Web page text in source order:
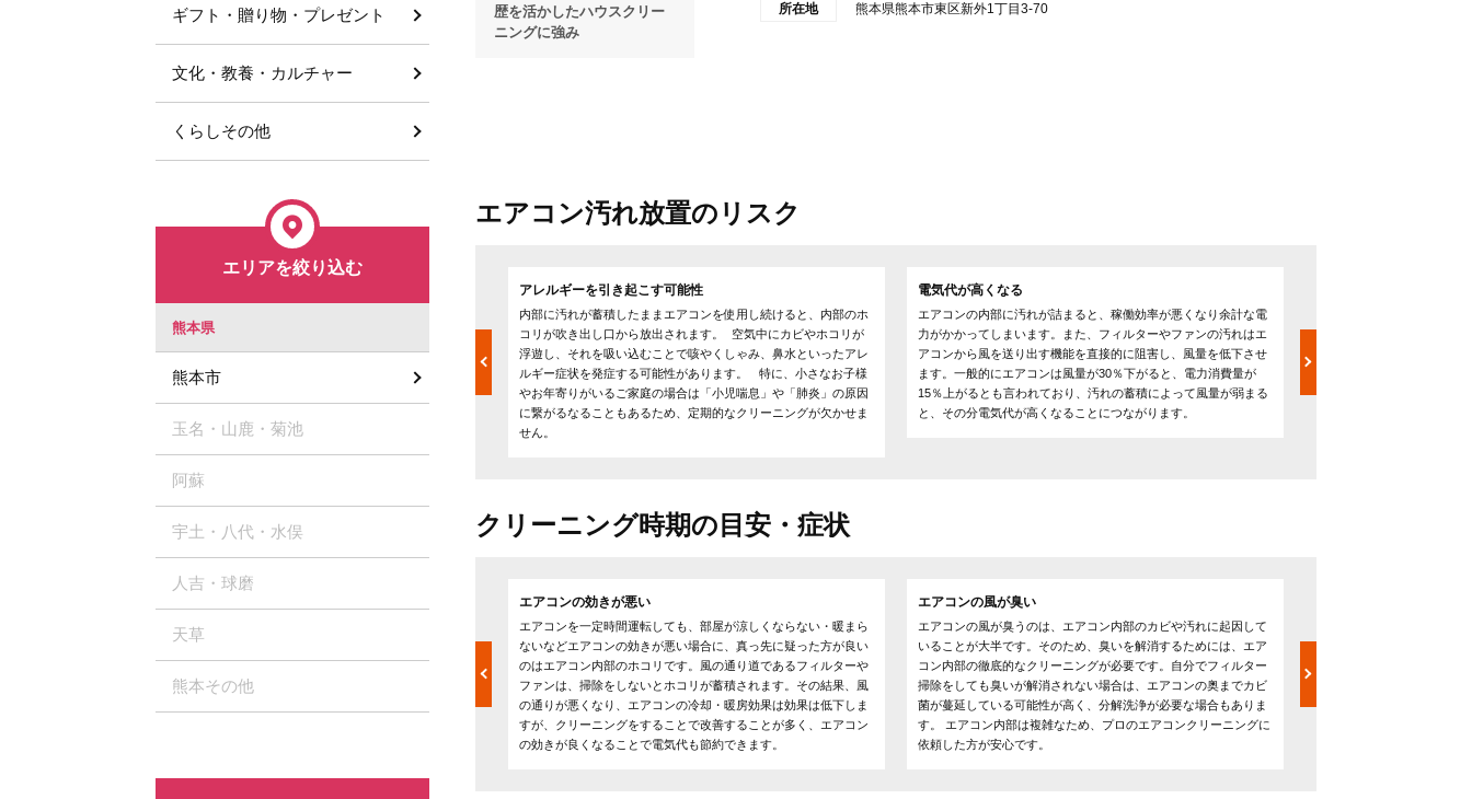
歴を活かしたハウスクリー
ニングに強み
所在地 熊本県熊本市東区新外1丁目3-70
エアコン汚れ放置のリスク
蓄積が主です。エアコンが汚れた状態のまま運転させると、内部
にたまったホコリの塊が動作の抵抗となり、必要以上に熱を帯び
ることで、故障の原因となります。 エアコンは故障の原因となる
注意しましょう。
アレルギーを引き起こす可能性
内部に汚れが蓄積したままエアコンを使用し続けると、内部のホ
コリが吹き出し口から放出されます。 空気中にカビやホコリが
浮遊し、それを吸い込むことで咳やくしゃみ、鼻水といったアレ
ルギー症状を発症する可能性があります。 特に、小さなお子様
やお年寄りがいるご家庭の場合は「小児喘息」や「肺炎」の原因
に繋がるなることもあるため、定期的なクリーニングが欠かせま
せん。
電気代が高くなる
エアコンの内部に汚れが詰まると、稼働効率が悪くなり余計な電
力がかかってしまいます。また、フィルターやファンの汚れはエ
アコンから風を送り出す機能を直接的に阻害し、風量を低下させ
ます。一般的にエアコンは風量が30％下がると、電力消費量が
15％上がるとも言われており、汚れの蓄積によって風量が弱まる
と、その分電気代が高くなることにつながります。
クリーニング時期の目安・症状
フィルターが汚れているとエアコンの効きが悪くなるため、設定
温度を極端に設定してしまいがちですが、それによってフィンが
冷やされ、エアコン内部で結露が溜まって水漏れの原因になりま
す。特に黒い水滴が滴る場合には、エアコン内部の汚れが原因で
エアコンの効きが悪い
エアコンを一定時間運転しても、部屋が涼しくならない・暖まら
ないなどエアコンの効きが悪い場合に、真っ先に疑った方が良い
のはエアコン内部のホコリです。風の通り道であるフィルターや
ファンは、掃除をしないとホコリが蓄積されます。その結果、風
の通りが悪くなり、エアコンの冷却・暖房効果は効果は低下しま
すが、クリーニングをすることで改善することが多く、エアコン
の効きが良くなることで電気代も節約できます。
エアコンの風が臭い
エアコンの風が臭うのは、エアコン内部のカビや汚れに起因して
いることが大半です。そのため、臭いを解消するためには、エア
コン内部の徹底的なクリーニングが必要です。自分でフィルター
掃除をしても臭いが解消されない場合は、エアコンの奥までカビ
菌が蔓延している可能性が高く、分解洗浄が必要な場合もありま
す。 エアコン内部は複雑なため、プロのエアコンクリーニングに
依頼した方が安心です。
ギフト・贈り物・プレゼント
文化・教養・カルチャー
くらしその他
エリアを絞り込む
熊本県
熊本市
玉名・山鹿・菊池
阿蘇
宇土・八代・水俣
人吉・球磨
天草
熊本その他